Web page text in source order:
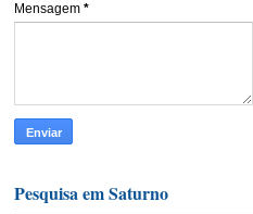
Mensagem *
Pesquisa em Saturno